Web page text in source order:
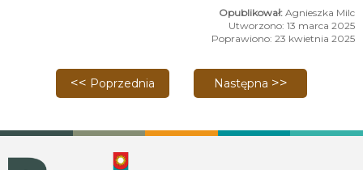
Agnieszka Milc
Utworzono: 13 marca 2025
Poprawiono: 23 kwietnia 2025
Poprzednia strona: Mistrzostwa Okręgu
Poprzednia Następna strona: Zmiana
Następna